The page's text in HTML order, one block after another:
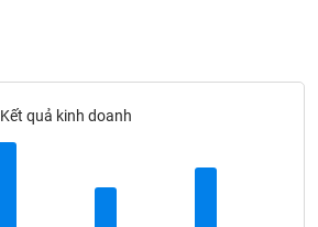
Kết quả kinh doanh
Chứng